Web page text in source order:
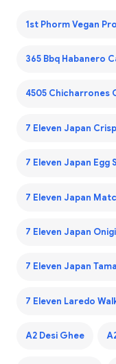
1st Phorm Vegan
365 Bbq Habanero
4505 Chicharrones
7 Eleven Japan
7 Eleven Japan Egg
7 Eleven Japan
7 Eleven Japan
7 Eleven Japan
7 Eleven Laredo
A2 Desi Ghee